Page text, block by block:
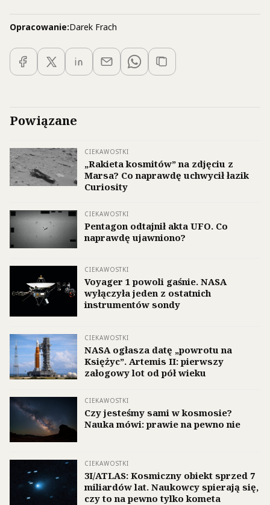
Opracowanie:Darek Frach
Powiązane
CIEKAWOSTKI
„Rakieta kosmitów” na zdjęciu z
Marsa? Co naprawdę uchwycił łazik
Curiosity
CIEKAWOSTKI
Pentagon odtajnił akta UFO. Co
naprawdę ujawniono?
CIEKAWOSTKI
Voyager 1 powoli gaśnie. NASA
wyłączyła jeden z ostatnich
instrumentów sondy
CIEKAWOSTKI
NASA ogłasza datę „powrotu na
Księżyc”. Artemis II: pierwszy
załogowy lot od pół wieku
CIEKAWOSTKI
Czy jesteśmy sami w kosmosie?
Nauka mówi: prawie na pewno nie
CIEKAWOSTKI
3I/ATLAS: Kosmiczny obiekt sprzed 7
miliardów lat. Naukowcy spierają się,
czy to na pewno tylko kometa